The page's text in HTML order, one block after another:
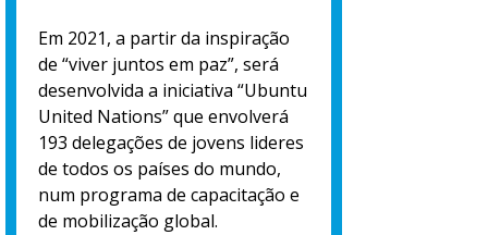
Em 2021, a partir da inspiração
de “viver juntos em paz”, será
desenvolvida a iniciativa “Ubuntu
United Nations” que envolverá
193 delegações de jovens lideres
de todos os países do mundo,
num programa de capacitação e
de mobilização global.